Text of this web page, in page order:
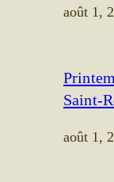
août 1,
Saint-
août 1,